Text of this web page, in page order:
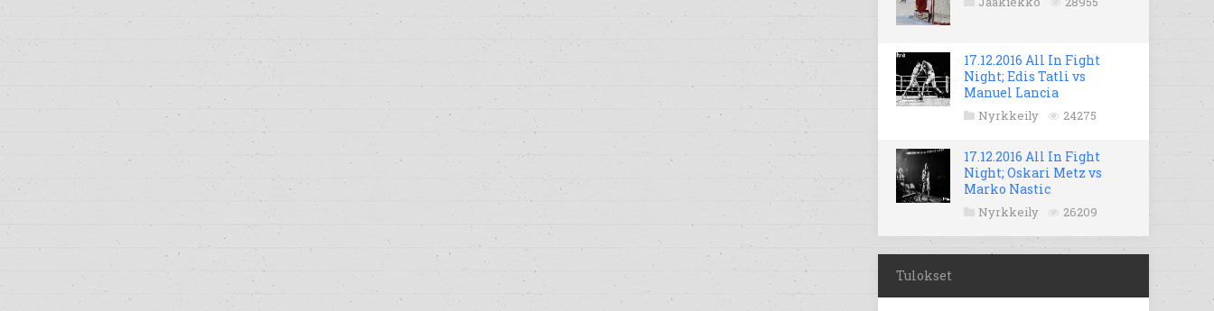
17.12.2016 All In Fight
Night; Edis Tatli vs
Manuel Lancia
Nyrkkeily 24275
17.12.2016 All In Fight
Night; Oskari Metz vs
Marko Nastic
Nyrkkeily 26209
Tulokset